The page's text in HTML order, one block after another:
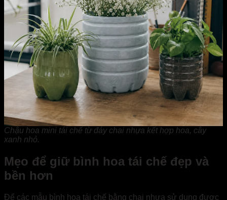
Chậu hoa mini tái chế từ đáy chai nhựa kết hợp hoa, cây
xanh nhỏ.
Mẹo để giữ bình hoa tái chế đẹp và
bền hơn
Để các mẫu bình hoa tái chế bằng chai nhựa sử dụng được